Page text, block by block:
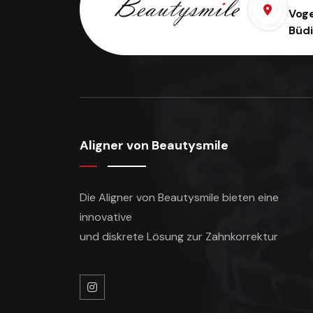
Aligner von Beautysmile
Die Aligner von Beautysmile bieten eine
innovative
und diskrete Lösung zur Zahnkorrektur